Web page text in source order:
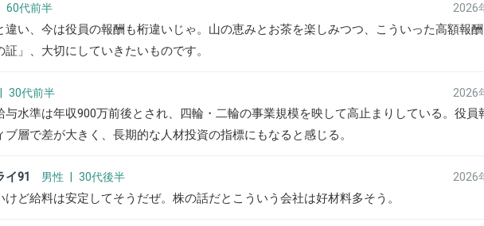
60代前半 2026
違い、今は役員の報酬も桁違いじゃ。山の恵みとお茶を楽しみつつ、こういった高額報
証」、大切にしていきたいものです。
30代前半 2026
与水準は年収900万前後とされ、四輪・二輪の事業規模を映して高止まりしている。役員
ブ層で差が大きく、長期的な人材投資の指標にもなると感じる。
イ91 男性 | 30代後半 2026
けど給料は安定してそうだぜ。株の話だとこういう会社は好材料多そう。